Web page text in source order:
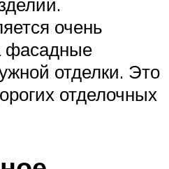
очень
фасадные
отделки. Это
отделочных